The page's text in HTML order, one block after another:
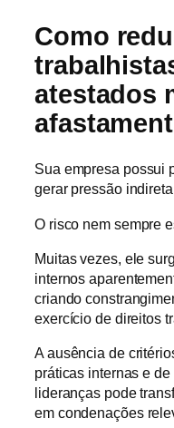
Como
atestados
Sua empresa possui
gerar pressão
O risco nem sempre
Muitas vezes, ele
internos
criando
exercício de direitos
A ausência de
práticas internas e
lideranças pode
em condenações